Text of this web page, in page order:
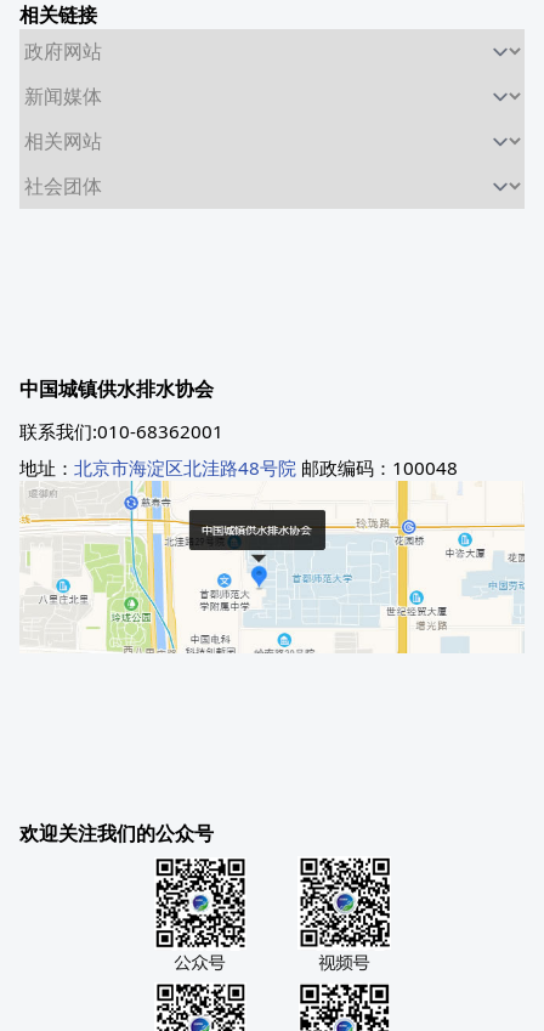
相关链接
中国城镇供水排水协会
联系我们:010-68362001
地址： 北京市海淀区北洼路48号院 邮政编码：100048
欢迎关注我们的公众号